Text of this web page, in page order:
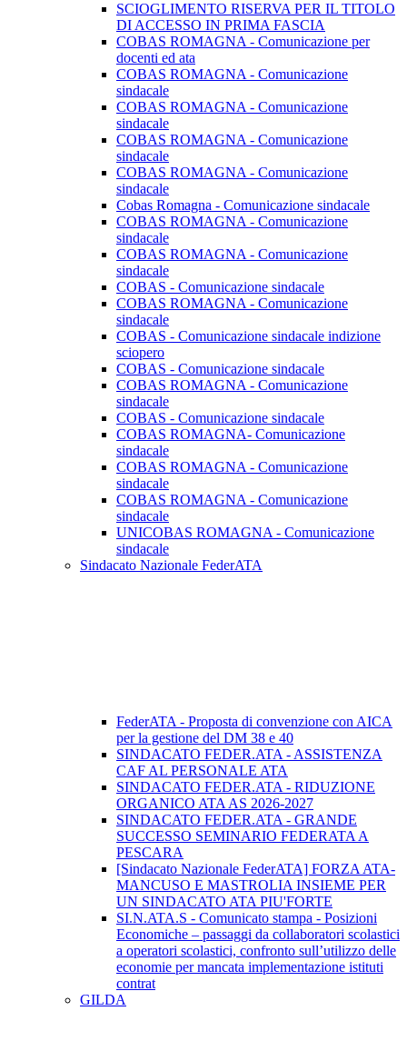
SCIOGLIMENTO RISERVA PER IL TITOLO
DI ACCESSO IN PRIMA FASCIA
COBAS ROMAGNA - Comunicazione per
docenti ed ata
COBAS ROMAGNA - Comunicazione
sindacale
COBAS ROMAGNA - Comunicazione
sindacale
COBAS ROMAGNA - Comunicazione
sindacale
COBAS ROMAGNA - Comunicazione
sindacale
Cobas Romagna - Comunicazione sindacale
COBAS ROMAGNA - Comunicazione
sindacale
COBAS ROMAGNA - Comunicazione
sindacale
COBAS - Comunicazione sindacale
COBAS ROMAGNA - Comunicazione
sindacale
COBAS - Comunicazione sindacale indizione
sciopero
COBAS - Comunicazione sindacale
COBAS ROMAGNA - Comunicazione
sindacale
COBAS - Comunicazione sindacale
COBAS ROMAGNA- Comunicazione
sindacale
COBAS ROMAGNA - Comunicazione
sindacale
COBAS ROMAGNA - Comunicazione
sindacale
UNICOBAS ROMAGNA - Comunicazione
sindacale
Sindacato Nazionale FederATA
FederATA - Proposta di convenzione con AICA
per la gestione del DM 38 e 40
SINDACATO FEDER.ATA - ASSISTENZA
CAF AL PERSONALE ATA
SINDACATO FEDER.ATA - RIDUZIONE
ORGANICO ATA AS 2026-2027
SINDACATO FEDER.ATA - GRANDE
SUCCESSO SEMINARIO FEDERATA A
PESCARA
[Sindacato Nazionale FederATA] FORZA ATA-
MANCUSO E MASTROLIA INSIEME PER
UN SINDACATO ATA PIU'FORTE
SI.N.ATA.S - Comunicato stampa - Posizioni
Economiche – passaggi da collaboratori scolastici
a operatori scolastici, confronto sull’utilizzo delle
economie per mancata implementazione istituti
contrat
GILDA